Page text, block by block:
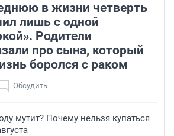
в жизни четверть
лишь с одной
Родители
про сына, который
боролся с раком
Обсудить
мутит? Почему нельзя купаться